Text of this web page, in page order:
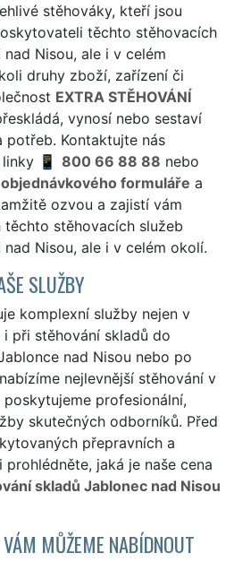
stěhováky, kteří jsou
těchto stěhovacích
Nisou, ale i v celém
druhy zboží, zařízení či
EXTRA STĚHOVÁNÍ
vynosí nebo sestaví
potřeb. Kontaktujte nás
800 66 88 88 nebo
formuláře a
ozvou a zajistí vám
stěhovacích služeb
Nisou, ale i v celém okolí.
SLUŽBY
komplexní služby nejen v
při stěhování skladů do
nad Nisou nebo po
nejlevnější stěhování v
profesionální,
skutečných odborníků. Před
přepravních a
prohlédněte, jaká je naše cena
skladů Jablonec nad Nisou
MŮŽEME NABÍDNOUT